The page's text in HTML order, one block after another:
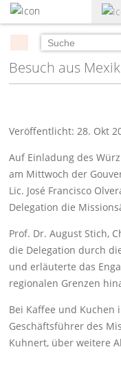
zum
Hauptinhalt
Suchen
Besuch aus
Veröffentlicht: 28. Okt
Auf Einladung des
am Mittwoch der
Lic. José Francisco
Delegation die
Prof. Dr. August Stich,
die Delegation durch
und erläuterte das
regionalen Grenzen
Bei Kaffee und
Geschäftsführer des
Kuhnert, über weitere